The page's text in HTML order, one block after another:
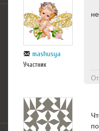
mashusya
Участник